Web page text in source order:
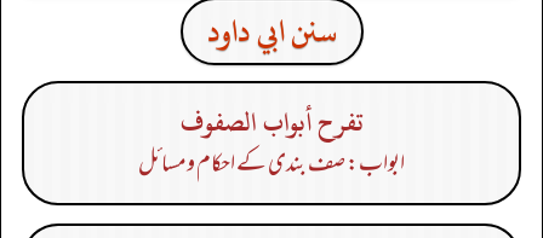
سنن ابي داود
تفرح أبواب الصفوف
ابواب: صف بندی کے احکام ومسائل